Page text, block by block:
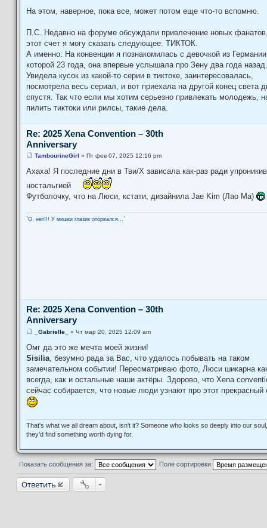
На этом, наверное, пока все, может потом еще что-то вспомню.
П.С. Недавно на форуме обсуждали привлечение новых
этот счет я могу сказать следующее: ТИКТОК.
А именно: На конвенции я познакомилась с девочкой из
которой 23 года, она впервые услышала про Зену два года назад.
Увидела кусок из какой-то серии в тиктоке, заинтересовалась,
посмотрела весь сериал, и вот приехала на другой конец света
спустя. Так что если мы хотим серьезно привлекать молодежь,
пилить тиктоки или рилсы, такие дела.
Re: 2025 Xena Convention – 30th
Anniversary
о
о
б
щ
е
и
е
TambourineGirl » Пт фев 07, 2025 12:16 pm
Ахаха! Я последние дни в Тви/Х зависала как-раз ради
ностальгией
Футболочку, что на Люси, кстати, дизайнила Jae Kim (Лао Ма)
`О, нет!!! У мишки глазик оторвался...`
Re: 2025 Xena Convention – 30th
Anniversary
С
о
б
е
н
и
е
_Gabrielle_ » Чт мар 20, 2025 12:09 am
Омг да это же мечта моей жизни!
Sisilia , безумно рада за Вас, что удалось побывать на таком
замечательном событии! Пересматриваю фото, Люси шикарна
всегда, как и остальные наши актёры. Здорово, что Xena
сейчас собирается, что новые люди узнают про этот прекрасный
That's what we all dream about, isn't it? Someone who looks so deeply into our
they'd find something worth dying for.
Показать сообщения за: Поле сортировки
Ответить